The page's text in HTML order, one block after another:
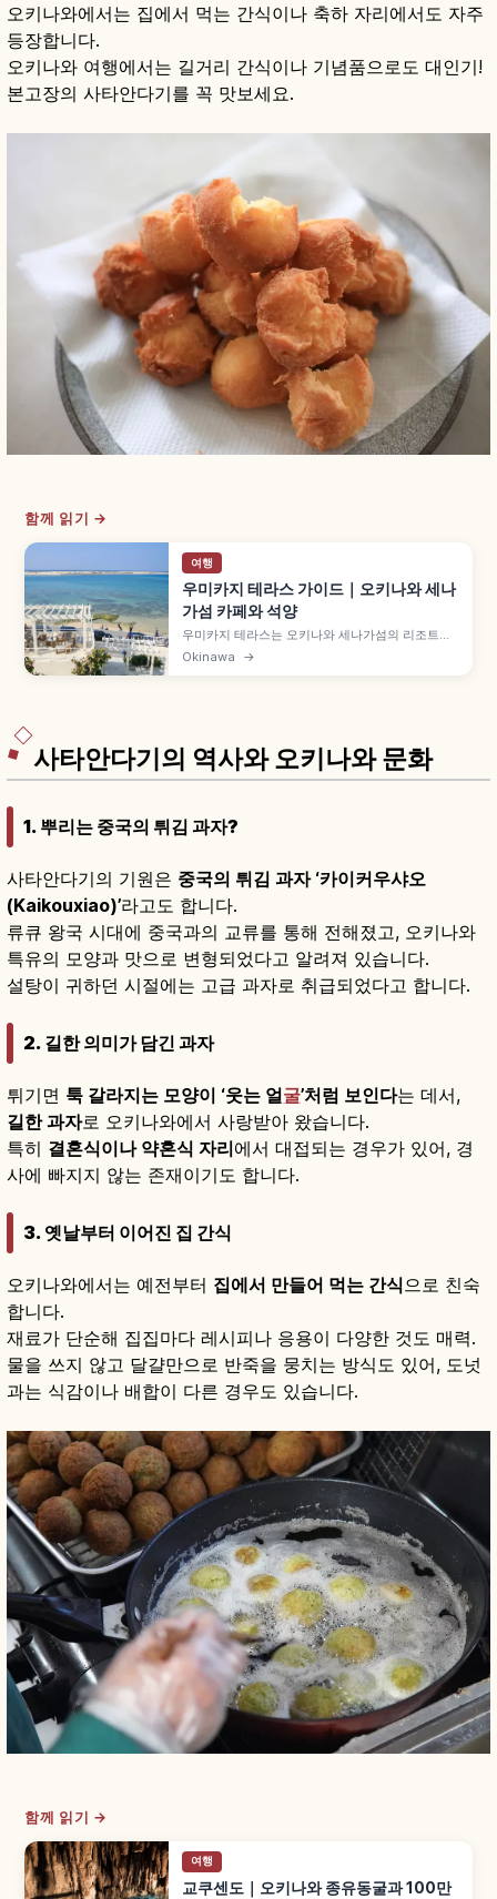
오키나와에서는 집에서 먹는 간식이나 축하 자리에서도 자주
등장합니다.
오키나와 여행에서는 길거리 간식이나 기념품으로도 대인기!
본고장의 사타안다기를 꼭 맛보세요.
함께 읽기 →
여행
우미카지 테라스 가이드｜오키나와 세나
가섬 카페와 석양
우미카지 테라스는 오키나와 세나가섬의 리조트형
상업시설로, 나하 공항에서 차로 약 15분 거리입니
Okinawa →
사타안다기의 역사와 오키나와 문화
1. 뿌리는 중국의 튀김 과자?
사타안다기의 기원은 중국의 튀김 과자 ‘카이커우샤오
(Kaikouxiao)’라고도 합니다.
류큐 왕국 시대에 중국과의 교류를 통해 전해졌고, 오키나와
특유의 모양과 맛으로 변형되었다고 알려져 있습니다.
설탕이 귀하던 시절에는 고급 과자로 취급되었다고 합니다.
2. 길한 의미가 담긴 과자
튀기면 툭 갈라지는 모양이 ‘웃는 얼굴’처럼 보인다는 데서,
길한 과자로 오키나와에서 사랑받아 왔습니다.
특히 결혼식이나 약혼식 자리에서 대접되는 경우가 있어, 경
사에 빠지지 않는 존재이기도 합니다.
3. 옛날부터 이어진 집 간식
오키나와에서는 예전부터 집에서 만들어 먹는 간식으로 친숙
합니다.
재료가 단순해 집집마다 레시피나 응용이 다양한 것도 매력.
물을 쓰지 않고 달걀만으로 반죽을 뭉치는 방식도 있어, 도넛
과는 식감이나 배합이 다른 경우도 있습니다.
함께 읽기 →
여행
교쿠센도｜오키나와 종유동굴과 100만